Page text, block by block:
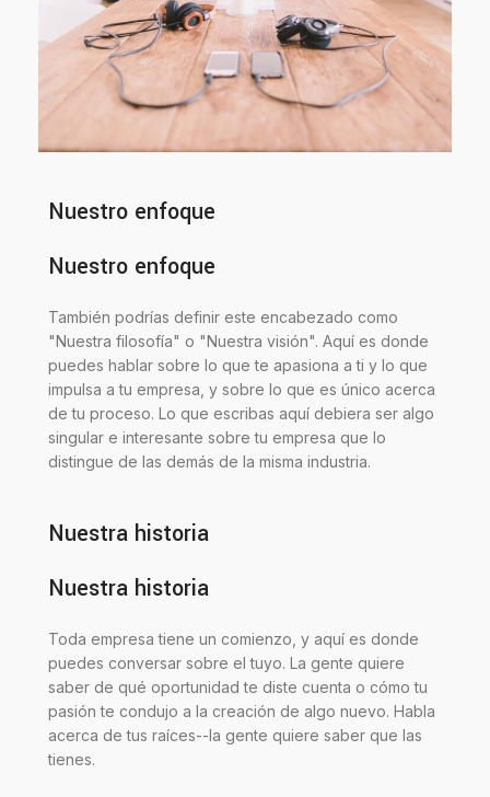
Nuestro enfoque
Nuestro enfoque
También podrías definir este encabezado como
"Nuestra filosofía" o "Nuestra visión". Aquí es donde
puedes hablar sobre lo que te apasiona a ti y lo que
impulsa a tu empresa, y sobre lo que es único acerca
de tu proceso. Lo que escribas aquí debiera ser algo
singular e interesante sobre tu empresa que lo
distingue de las demás de la misma industria.
Nuestra historia
Nuestra historia
Toda empresa tiene un comienzo, y aquí es donde
puedes conversar sobre el tuyo. La gente quiere
saber de qué oportunidad te diste cuenta o cómo tu
pasión te condujo a la creación de algo nuevo. Habla
acerca de tus raíces--la gente quiere saber que las
tienes.